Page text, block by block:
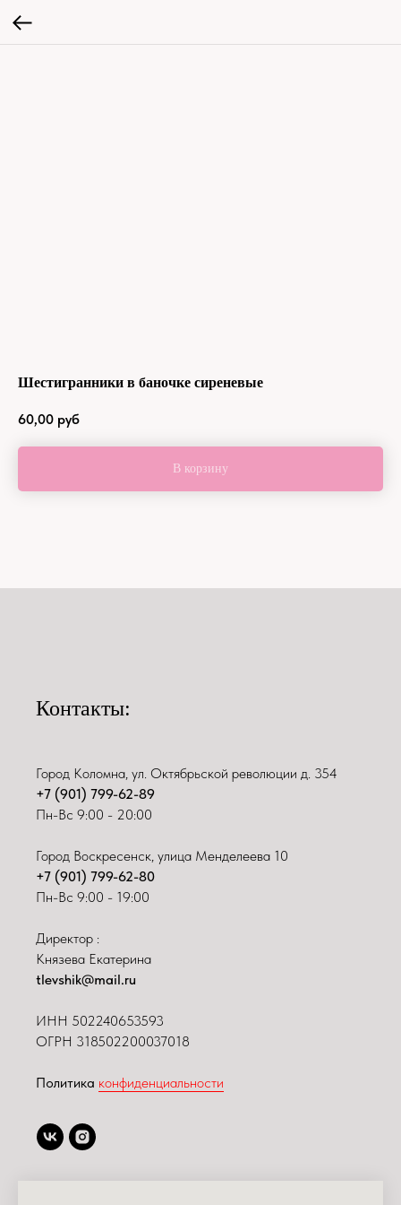
Шестигранники в баночке сиреневые
60,00 руб
В корзину
Контакты:
Город Коломна, ул. Октябрьской революции д. 354
+7 (901) 799-62-89
Пн-Вс 9:00 - 20:00
Город Воскресенск, улица Менделеева 10
+7 (901) 799-62-80
Пн-Вс 9:00 - 19:00
Директор :
Князева Екатерина
tlevshik@mail.ru
ИНН 502240653593
ОГРН 318502200037018
Политика конфиденциальности